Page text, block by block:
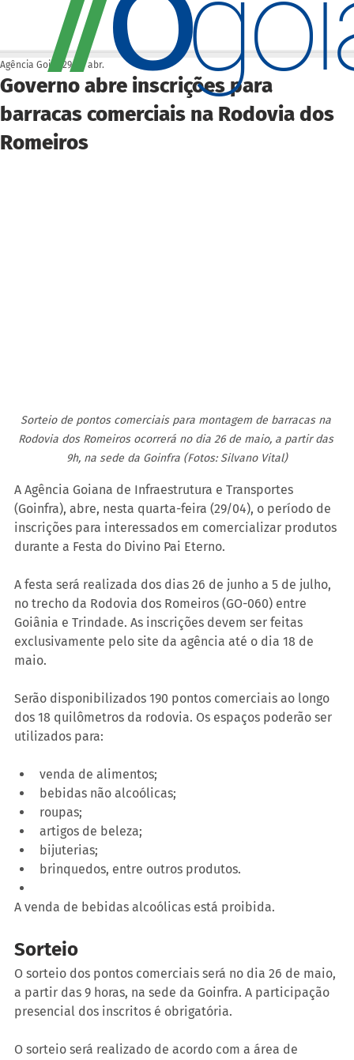
Governo abre inscrições para
barracas comerciais na Rodovia dos
Romeiros
Agência Goiás 29 de abr.
Sorteio de pontos comerciais para montagem de barracas na
Rodovia dos Romeiros ocorrerá no dia 26 de maio, a partir das
9h, na sede da Goinfra (Fotos: Silvano Vital)
A Agência Goiana de Infraestrutura e Transportes
(Goinfra), abre, nesta quarta-feira (29/04), o período de
inscrições para interessados em comercializar produtos
durante a Festa do Divino Pai Eterno.
A festa será realizada dos dias 26 de junho a 5 de julho,
no trecho da Rodovia dos Romeiros (GO-060) entre
Goiânia e Trindade. As inscrições devem ser feitas
exclusivamente pelo site da agência até o dia 18 de
maio.
Serão disponibilizados 190 pontos comerciais ao longo
dos 18 quilômetros da rodovia. Os espaços poderão ser
utilizados para:
venda de alimentos;
bebidas não alcoólicas;
roupas;
artigos de beleza;
bijuterias;
brinquedos, entre outros produtos.
A venda de bebidas alcoólicas está proibida.
Sorteio
O sorteio dos pontos comerciais será no dia 26 de maio,
a partir das 9 horas, na sede da Goinfra. A participação
presencial dos inscritos é obrigatória.
O sorteio será realizado de acordo com a área de